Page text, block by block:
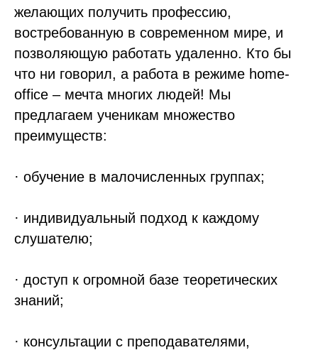
желающих получить профессию,
востребованную в современном мире, и
позволяющую работать удаленно. Кто бы
что ни говорил, а работа в режиме home-
office – мечта многих людей! Мы
предлагаем ученикам множество
преимуществ:
· обучение в малочисленных группах;
· индивидуальный подход к каждому
слушателю;
· доступ к огромной базе теоретических
знаний;
· консультации с преподавателями,